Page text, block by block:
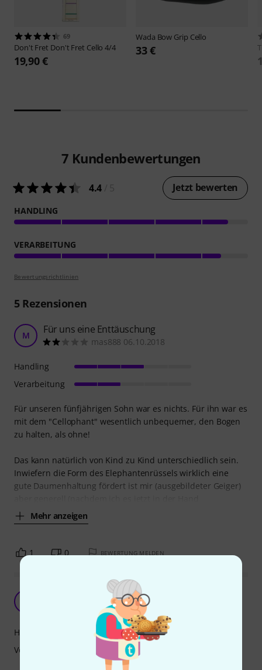
69
Don't Fret Don't Fret Cello 4/4
19,90 €
Wada Bow Grip Cello
33 €
7 Kundenbewertungen
4.4 Jetzt bewerten
HANDLING
VERARBEITUNG
Bewertungsrichtlinien
5Rezensionen
M Für uns eine Enttäuschung
mas888 06.10.2018
Für unseren fünfjährigen Sohn war es nichts. Für ihn war es
mit dem "Cellophant" wesentlich unbequemer, den Bogen
zu halten, als ohne!
Das kann natürlich von Kind zu Kind unterschiedlich sein.
Inwiefern die Form des Elephantenrüssels wirklich eine
gute Daumenhaltung fördert ist mir (ausgebildeter Geiger)
Mehr anzeigen
Handling
Verarbeitung
1 0 BEWERTUNG MELDEN
AnOl 01.12.2021
Handling
Verarbeitung